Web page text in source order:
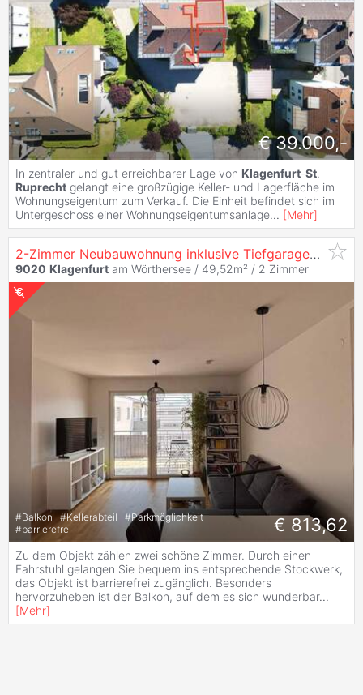
€ 39.000,-
In zentraler und gut erreichbarer Lage von Klagenfurt-St.
Ruprecht gelangt eine großzügige Keller- und Lagerfläche im
Wohnungseigentum zum Verkauf. Die Einheit befindet sich im
Untergeschoss einer Wohnungseigentumsanlage... [Mehr]
2-Zimmer Neubauwohnung inklusive Tiefgaragenstellplatz in
9020 Klagenfurt am Wörthersee / 49,52m² / 2 Zimmer
#Balkon #Kellerabteil #Parkmöglichkeit
#barrierefrei € 813,62
Zu dem Objekt zählen zwei schöne Zimmer. Durch einen
Fahrstuhl gelangen Sie bequem ins entsprechende Stockwerk,
das Objekt ist barrierefrei zugänglich. Besonders
hervorzuheben ist der Balkon, auf dem es sich wunderbar...
[Mehr]